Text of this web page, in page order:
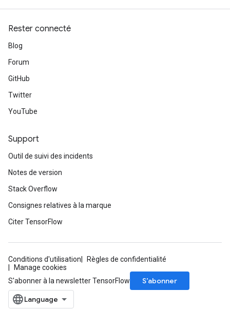
Rester connecté
Blog
Forum
GitHub
Twitter
YouTube
Support
Outil de suivi des incidents
Notes de version
Stack Overflow
Consignes relatives à la marque
Citer TensorFlow
Conditions d'utilisation
Règles de confidentialité
Manage cookies
S'abonner à la newsletter TensorFlow
S’abonner